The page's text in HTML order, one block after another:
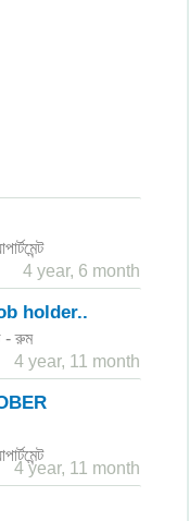
4 year, 6 month
holder..
- রুম
4 year, 11 month
4 year, 11 month